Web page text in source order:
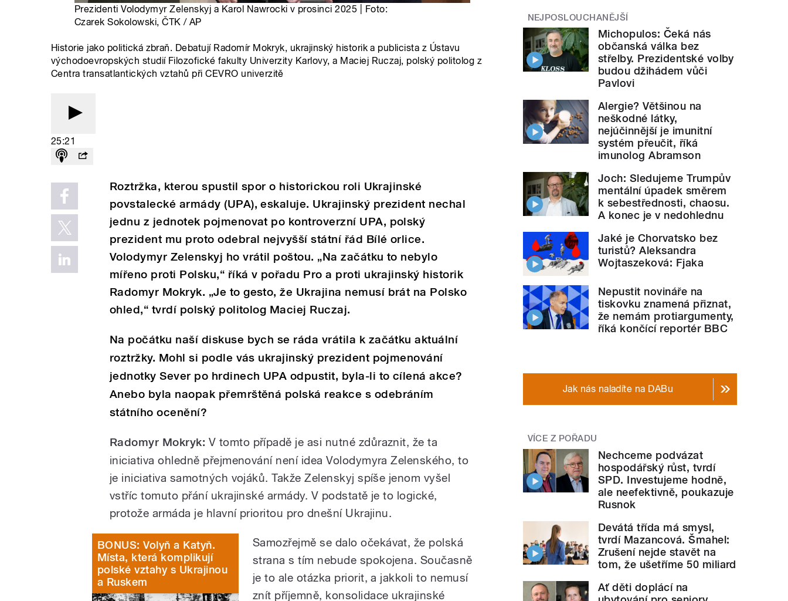
Prezidenti Volodymyr Zelenskyj a Karol Nawrocki v prosinci 2025 | Foto:
Czarek Sokolowski, ČTK / AP
Historie jako politická zbraň. Debatují Radomír Mokryk, ukrajinský historik a publicista z Ústavu
východoevropských studií Filozofické fakulty Univerzity Karlovy, a Maciej Ruczaj, polský politolog z
Centra transatlantických vztahů při CEVRO univerzitě
25:21
Roztržka, kterou spustil spor o historickou roli Ukrajinské
povstalecké armády (UPA), eskaluje. Ukrajinský prezident nechal
jednu z jednotek pojmenovat po kontroverzní UPA, polský
prezident mu proto odebral nejvyšší státní řád Bílé orlice.
Volodymyr Zelenskyj ho vrátil poštou. „Na začátku to nebylo
mířeno proti Polsku,“ říká v pořadu Pro a proti ukrajinský historik
Radomyr Mokryk. „Je to gesto, že Ukrajina nemusí brát na Polsko
ohled,“ tvrdí polský politolog Maciej Ruczaj.
Na počátku naší diskuse bych se ráda vrátila k začátku aktuální
roztržky. Mohl si podle vás ukrajinský prezident pojmenování
jednotky Sever po hrdinech UPA odpustit, byla-li to cílená akce?
Anebo byla naopak přemrštěná polská reakce s odebráním
státního ocenění?
Radomyr Mokryk: V tomto případě je asi nutné zdůraznit, že ta
iniciativa ohledně přejmenování není idea Volodymyra Zelenského, to
je iniciativa samotných vojáků. Takže Zelenskyj spíše jenom vyšel
vstříc tomuto přání ukrajinské armády. V podstatě je to logické,
protože armáda je hlavní prioritou pro dnešní Ukrajinu.
BONUS: Volyň a Katyň.
Místa, která komplikují
polské vztahy s Ukrajinou
a Ruskem
Samozřejmě se dalo očekávat, že polská
strana s tím nebude spokojena. Současně
je to ale otázka priorit, a jakkoli to nemusí
znít příjemně, konsolidace ukrajinské
NEJPOSLOUCHANĚJŠÍ
Michopulos: Čeká nás
občanská válka bez
střelby. Prezidentské volby
budou džihádem vůči
Pavlovi
Alergie? Většinou na
neškodné látky,
nejúčinnější je imunitní
systém přeučit, říká
imunolog Abramson
Joch: Sledujeme Trumpův
mentální úpadek směrem
k sebestřednosti, chaosu.
A konec je v nedohlednu
Jaké je Chorvatsko bez
turistů? Aleksandra
Wojtaszeková: Fjaka
Nepustit novináře na
tiskovku znamená přiznat,
že nemám protiargumenty,
říká končící reportér BBC
Jak nás naladíte na DABu
VÍCE Z POŘADU
Nechceme podvázat
hospodářský růst, tvrdí
SPD. Investujeme hodně,
ale neefektivně, poukazuje
Rusnok
Devátá třída má smysl,
tvrdí Mazancová. Šmahel:
Zrušení nejde stavět na
tom, že ušetříme 50 miliard
Ať děti doplácí na